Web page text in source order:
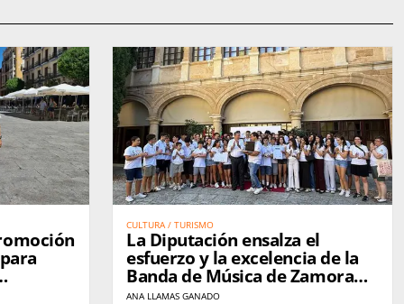
CULTURA / TURISMO
La Diputación ensalza el
esfuerzo y la excelencia de la
Banda de Música de Zamora
tras su triunfo internacional
ANA LLAMAS GANADO